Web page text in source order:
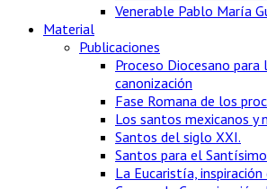
Venerable Pablo María
Material
Publicaciones
Proceso Diocesano para
canonización
Fase Romana de los
Los santos mexicanos y
Santos del siglo XXI.
Santos para el Santísimo
La Eucaristía,